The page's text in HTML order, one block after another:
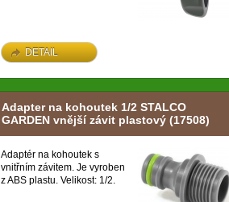
DETAIL
Adapter na kohoutek 1/2 STALCO
GARDEN vnější závit plastový (17508)
Adaptér na kohoutek s
vnitřním závitem. Je vyroben
z ABS plastu. Velikost: 1/2.